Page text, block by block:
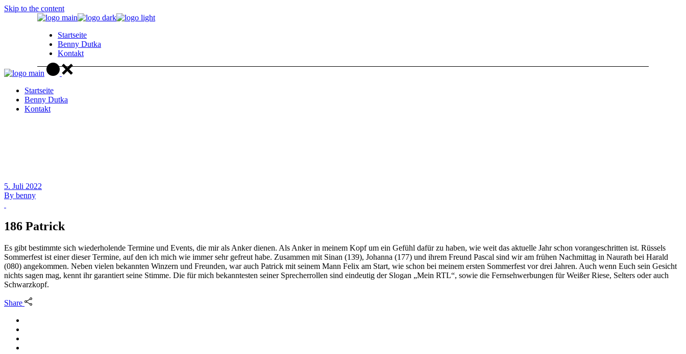
Skip to the content
Startseite
Benny Dutka
Kontakt
Startseite
Benny Dutka
Kontakt
5. Juli 2022
By benny
186 Patrick
Es gibt bestimmte sich wiederholende Termine und Events, die mir als Anker dienen. Als Anker in meinem Kopf um ein Gefühl dafür zu haben, wie weit das aktuelle Jahr schon vorangeschritten ist. Rüssels
Sommerfest ist einer dieser Termine, auf den ich mich wie immer sehr gefreut habe. Zusammen mit Sinan (139), Johanna (177) und ihrem Freund Pascal sind wir am frühen Nachmittag in Naurath bei Harald
(080) angekommen. Neben vielen bekannten Winzern und Freunden, war auch Patrick mit seinem Mann Felix am Start, wie schon bei meinem ersten Sommerfest vor drei Jahren. Auch wenn Euch sein Gesicht
nichts sagen mag, kennt ihr garantiert seine Stimme. Die für mich bekanntesten seiner Sprecherrollen sind eindeutig der Slogan „Mein RTL“, sowie die Fernsehwerbungen für Weißer Riese, Selters oder auch
Schwarzkopf.
Share